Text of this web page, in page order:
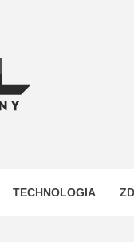
TECHNOLOGIA